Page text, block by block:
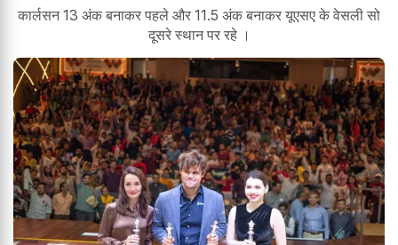
कार्लसन 13 अंक बनाकर पहले और 11.5 अंक बनाकर यूएसए के वेसली सो
दूसरे स्थान पर रहे ।